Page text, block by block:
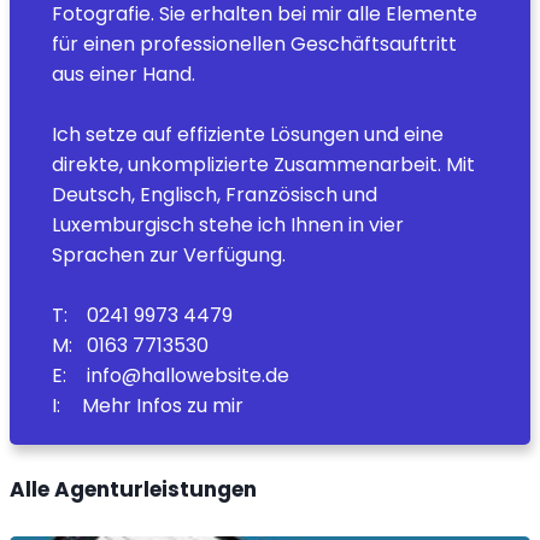
Fotografie. Sie erhalten bei mir alle Elemente
für einen professionellen Geschäftsauftritt
aus einer Hand.
Ich setze auf effiziente Lösungen und eine
direkte, unkomplizierte Zusammenarbeit. Mit
Deutsch, Englisch, Französisch und
Luxemburgisch stehe ich Ihnen in vier
Sprachen zur Verfügung.
T: 0241 9973 4479
M: 0163 7713530
E:
info@hallowebsite.de
I:
Mehr Infos zu mir
Alle Agenturleistungen